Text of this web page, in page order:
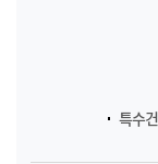
특수